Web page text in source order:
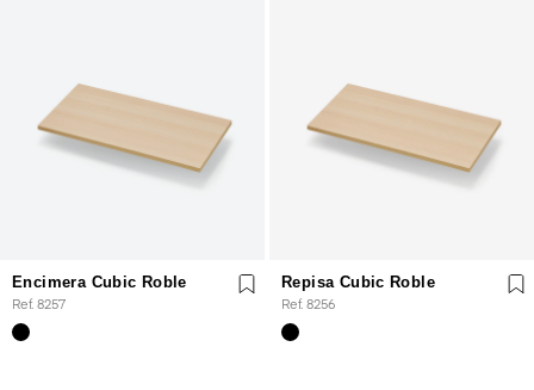
Encimera Cubic Roble
Ref. 8257
Repisa Cubic Roble
Ref. 8256